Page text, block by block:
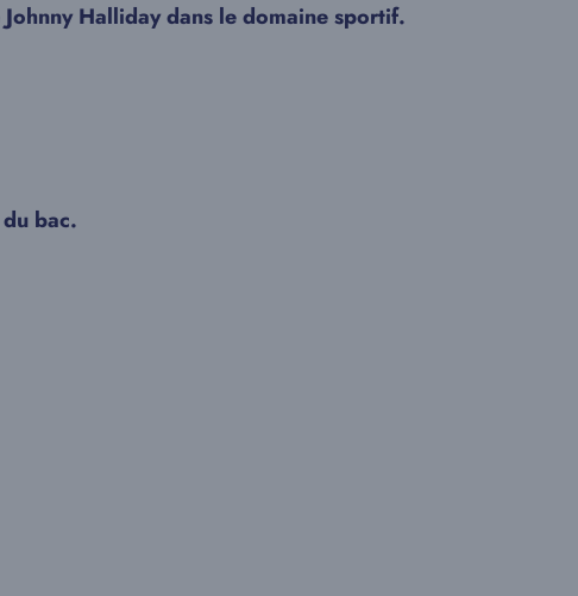
Halliday dans le domaine sportif.
bac.